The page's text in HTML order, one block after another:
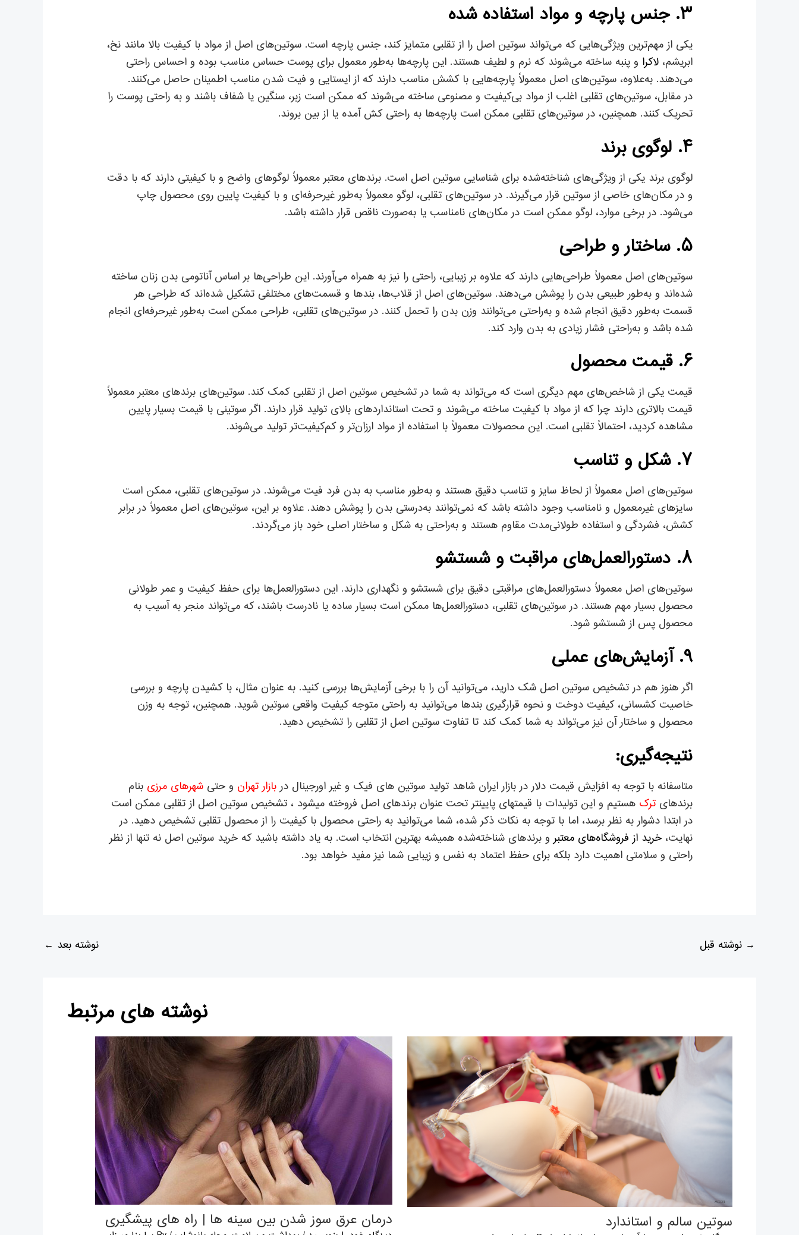
۳. جنس پارچه و مواد استفاده شده
یکی از مهم‌ترین ویژگی‌هایی که می‌تواند سوتین اصل را از تقلبی متمایز کند، جنس پارچه است. سوتین‌های اصل از مواد با کیفیت بالا مانند نخ،
ابریشم، لاکرا و پنبه ساخته می‌شوند که نرم و لطیف هستند. این پارچه‌ها به‌طور معمول برای پوست حساس مناسب بوده و احساس راحتی
می‌دهند. به‌علاوه، سوتین‌های اصل معمولاً پارچه‌هایی با کشش مناسب دارند که از ایستایی و فیت شدن مناسب اطمینان حاصل می‌کنند.
در مقابل، سوتین‌های تقلبی اغلب از مواد بی‌کیفیت و مصنوعی ساخته می‌شوند که ممکن است زبر، سنگین یا شفاف باشند و به راحتی پوست را
تحریک کنند. همچنین، در سوتین‌های تقلبی ممکن است پارچه‌ها به راحتی کش آمده یا از بین بروند.
۴. لوگوی برند
لوگوی برند یکی از ویژگی‌های شناخته‌شده برای شناسایی سوتین اصل است. برندهای معتبر معمولاً لوگوهای واضح و با کیفیتی دارند که با دقت
و در مکان‌های خاصی از سوتین قرار می‌گیرند. در سوتین‌های تقلبی، لوگو معمولاً به‌طور غیرحرفه‌ای و با کیفیت پایین روی محصول چاپ
می‌شود. در برخی موارد، لوگو ممکن است در مکان‌های نامناسب یا به‌صورت ناقص قرار داشته باشد.
۵. ساختار و طراحی
سوتین‌های اصل معمولاً طراحی‌هایی دارند که علاوه بر زیبایی، راحتی را نیز به همراه می‌آورند. این طراحی‌ها بر اساس آناتومی بدن زنان ساخته
شده‌اند و به‌طور طبیعی بدن را پوشش می‌دهند. سوتین‌های اصل از قلاب‌ها، بندها و قسمت‌های مختلفی تشکیل شده‌اند که طراحی هر
قسمت به‌طور دقیق انجام شده و به‌راحتی می‌توانند وزن بدن را تحمل کنند. در سوتین‌های تقلبی، طراحی ممکن است به‌طور غیرحرفه‌ای انجام
شده باشد و به‌راحتی فشار زیادی به بدن وارد کند.
۶. قیمت محصول
قیمت یکی از شاخص‌های مهم دیگری است که می‌تواند به شما در تشخیص سوتین اصل از تقلبی کمک کند. سوتین‌های برندهای معتبر معمولاً
قیمت بالاتری دارند چرا که از مواد با کیفیت ساخته می‌شوند و تحت استانداردهای بالای تولید قرار دارند. اگر سوتینی با قیمت بسیار پایین
مشاهده کردید، احتمالاً تقلبی است. این محصولات معمولاً با استفاده از مواد ارزان‌تر و کم‌کیفیت‌تر تولید می‌شوند.
۷. شکل و تناسب
سوتین‌های اصل معمولاً از لحاظ سایز و تناسب دقیق هستند و به‌طور مناسب به بدن فرد فیت می‌شوند. در سوتین‌های تقلبی، ممکن است
سایزهای غیرمعمول و نامناسب وجود داشته باشد که نمی‌توانند به‌درستی بدن را پوشش دهند. علاوه بر این، سوتین‌های اصل معمولاً در برابر
کشش، فشردگی و استفاده طولانی‌مدت مقاوم هستند و به‌راحتی به شکل و ساختار اصلی خود باز می‌گردند.
۸. دستورالعمل‌های مراقبت و شستشو
سوتین‌های اصل معمولاً دستورالعمل‌های مراقبتی دقیق برای شستشو و نگهداری دارند. این دستورالعمل‌ها برای حفظ کیفیت و عمر طولانی
محصول بسیار مهم هستند. در سوتین‌های تقلبی، دستورالعمل‌ها ممکن است بسیار ساده یا نادرست باشند، که می‌تواند منجر به آسیب به
محصول پس از شستشو شود.
۹. آزمایش‌های عملی
اگر هنوز هم در تشخیص سوتین اصل شک دارید، می‌توانید آن را با برخی آزمایش‌ها بررسی کنید. به عنوان مثال، با کشیدن پارچه و بررسی
خاصیت کشسانی، کیفیت دوخت و نحوه قرارگیری بندها می‌توانید به راحتی متوجه کیفیت واقعی سوتین شوید. همچنین، توجه به وزن
محصول و ساختار آن نیز می‌تواند به شما کمک کند تا تفاوت سوتین اصل از تقلبی را تشخیص دهید.
نتیجه‌گیری:
متاسفانه با توجه به افزایش قیمت دلار در بازار ایران شاهد تولید سوتین های فیک و غیر اورجینال دربازار تهران و حتی شهرهای مرزی بنام
برندهای ترک هستیم و این تولیدات با قیمتهای پایینتر تحت عنوان برندهای اصل فروخته میشود ، تشخیص سوتین اصل از تقلبی ممکن است
در ابتدا دشوار به نظر برسد، اما با توجه به نکات ذکر شده، شما می‌توانید به راحتی محصول با کیفیت را از محصول تقلبی تشخیص دهید. در
نهایت، خرید از فروشگاه‌های معتبرو برندهای شناخته‌شده همیشه بهترین انتخاب است. به یاد داشته باشید که خرید سوتین اصل نه تنها از نظر
راحتی و سلامتی اهمیت دارد بلکه برای حفظ اعتماد به نفس و زیبایی شما نیز مفید خواهد بود.
→ نوشته قبل نوشته بعد ←
نوشته های مرتبط
سوتین سالم و استاندارد درمان عرق سوز شدن بين سينه ها | راه های پیشگیری